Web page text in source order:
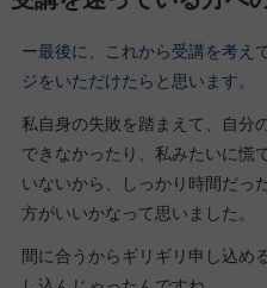
ー最後に、これから受講を考え
ジをいただけたらと思います。
私自身の失敗を踏まえて、自分
できなかったり、私みたいに慌
いないから、しっかり時間だっ
方がいいかなって思いました。
間に合うからギリギリ申し込め